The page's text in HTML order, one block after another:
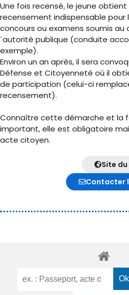
Une fois recensé, le jeune
recensement indispensable pour
concours ou examens soumis au
´autorité publique (conduite
exemple).
Environ un an après, il sera
Défense et Citoyenneté où il
de participation (celui-ci
recensement).
Connaître cette démarche et la
important, elle est obligatoire
acte citoyen.
Site
Contacter